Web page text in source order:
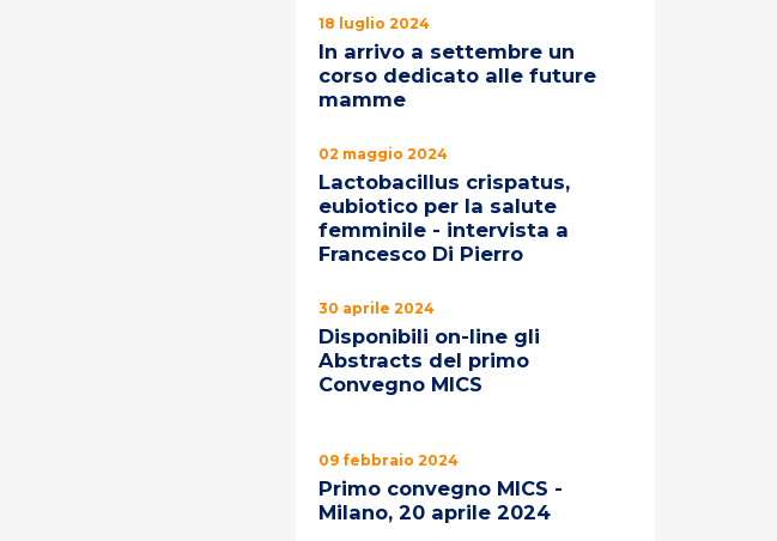
18 luglio 2024
In arrivo a settembre un
corso dedicato alle future
mamme
02 maggio 2024
Lactobacillus crispatus,
eubiotico per la salute
femminile - intervista a
Francesco Di Pierro
30 aprile 2024
Disponibili on-line gli
Abstracts del primo
Convegno MICS
09 febbraio 2024
Primo convegno MICS -
Milano, 20 aprile 2024